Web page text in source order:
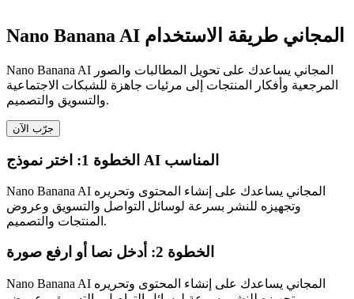
Nano Banana AI المجاني طريقة الاستخدام
Nano Banana AI المجاني يساعدك على تحويل المطالبات والصور
المرجعية وأفكار المنتجات إلى مرئيات جاهزة للشبكات الاجتماعية
والتسويق والتصميم.
جرّب الآن
الخطوة 1: اختر نموذج AI المناسب
Nano Banana AI المجاني يساعدك على إنشاء المحتوى وتحريره
وتجهيزه للنشر بسرعة لوسائل التواصل والتسويق وعروض
المنتجات والتصميم.
الخطوة 2: أدخل نصا أو ارفع صورة
Nano Banana AI المجاني يساعدك على إنشاء المحتوى وتحريره